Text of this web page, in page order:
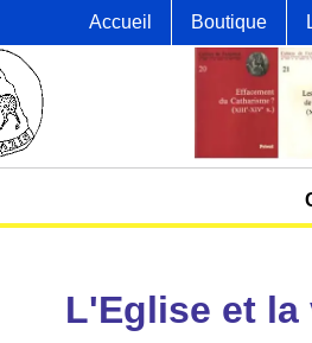
Accueil Boutique
L'Eglise et la